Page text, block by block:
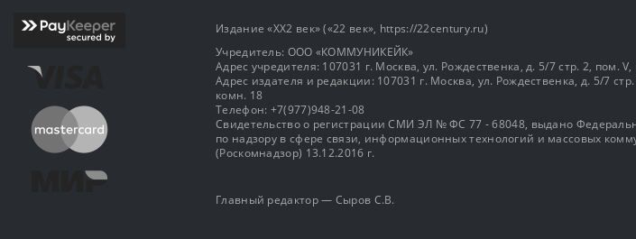
Издание «XX2 век» («22 век», https://22century.ru)
Учредитель: OOO «КОММУНИКЕЙК»
Адрес учредителя: 107031 г. Москва, ул. Рождественка, д. 5/7 стр. 2, пом.
Адрес издателя и редакции: 107031 г. Москва, ул. Рождественка, д. 5/7
комн. 18
Телефон: +7(977)948-21-08
Свидетельство о регистрации СМИ ЭЛ № ФС 77 - 68048, выдано
по надзору в сфере связи, информационных технологий и массовых
(Роскомнадзор) 13.12.2016 г.
Главный редактор — Сыров С.В.